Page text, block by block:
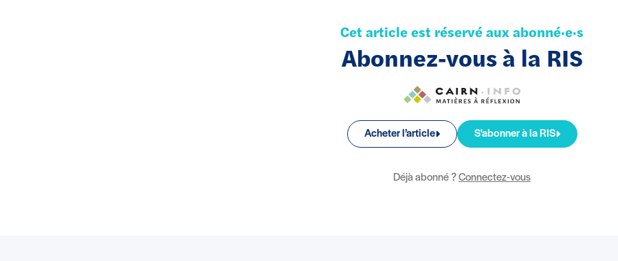
Cet article est réservé aux abonné·e·s
Abonnez-vous à la RIS
Acheter l’article S'abonner à la RIS
Déjà abonné ?Connectez-vous